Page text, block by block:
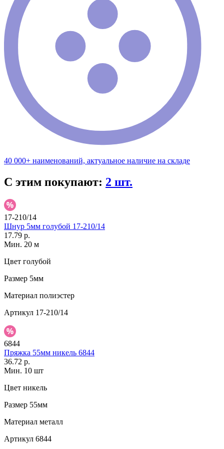
40 000+ наименований, актуальное наличие на складе
С этим покупают: 2 шт.
17-210/14
Шнур 5мм голубой 17-210/14
17.79 р.
Мин. 20 м
Цвет голубой
Размер 5мм
Материал полиэстер
Артикул 17-210/14
6844
Пряжка 55мм никель 6844
36.72 р.
Мин. 10 шт
Цвет никель
Размер 55мм
Материал металл
Артикул 6844